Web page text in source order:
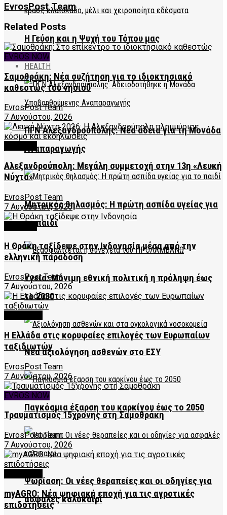
Η Γεύση και η Ψυχή του Τόπου μας
HEALTH
ΠΓΝ Αλεξανδρούπολης: Νέα άδεια για τη Μονάδα
Αναπαραγωγής
Μητρικός θηλασμός: Η πρώτη ασπίδα υγείας για
το παιδί
Υγεία: Μόνιμη εθνική πολιτική η πρόληψη έως
το 2030
Νέα αξιολόγηση ασθενών στο ΕΣΥ
Παγκόσμια έξαρση του καρκίνου έως το 2050
Ψωρίαση: Οι νέες θεραπείες και οι οδηγίες για
ασφαλές καλοκαίρι
EvrosPost Team
Related Posts
EVROS NOW
Σαμοθράκη: Νέα συζήτηση για το ιδιοκτησιακό
καθεστώς του νησιού
EvrosPost Team
7 Αυγούστου, 2026
Αλεξανδρούπολη: Μεγάλη συμμετοχή στην 13η «Λευκή
Νύχτα»
EvrosPost Team
7 Αυγούστου, 2026
Η Θράκη ταξίδεψε στην Ινδονησία μέσα από την
ελληνική παράδοση
EvrosPost Team
7 Αυγούστου, 2026
Η Ελλάδα στις κορυφαίες επιλογές των Ευρωπαίων
ταξιδιωτών
EvrosPost Team
7 Αυγούστου, 2026
EVROS NOW
Τραυματισμός 15χρονης στη Σαμοθράκη
EvrosPost Team
7 Αυγούστου, 2026
myAGRO: Νέα ψηφιακή εποχή για τις αγροτικές
επιδοτήσεις